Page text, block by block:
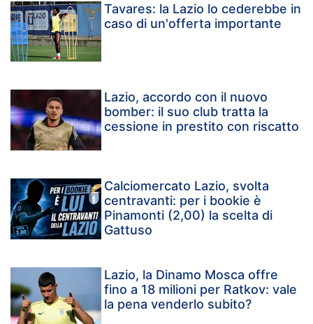
Tavares: la Lazio lo cederebbe in
caso di un'offerta importante
Lazio, accordo con il nuovo
bomber: il suo club tratta la
cessione in prestito con riscatto
Calciomercato Lazio, svolta
centravanti: per i bookie è
Pinamonti (2,00) la scelta di
Gattuso
Lazio, la Dinamo Mosca offre
fino a 18 milioni per Ratkov: vale
la pena venderlo subito?